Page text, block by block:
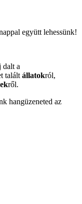
együtt lehessünk!
dalt a
talált állatokról,
ről.
hangüzeneted az